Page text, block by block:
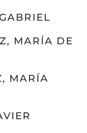
MARÍA DE
MARÍA